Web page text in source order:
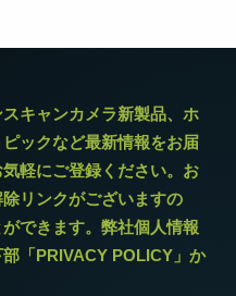
キャンカメラ新製品、ホ
ックなど最新情報をお届
軽にご登録ください。お
リンクがございますの
できます。弊社個人情報
「PRIVACY POLICY」か